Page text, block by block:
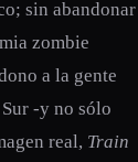
sin abandonar
zombie
a la gente
-y no sólo
real, Train